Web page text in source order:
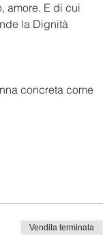
amore. E di cui
la Dignità
concreta come
Vendita terminata